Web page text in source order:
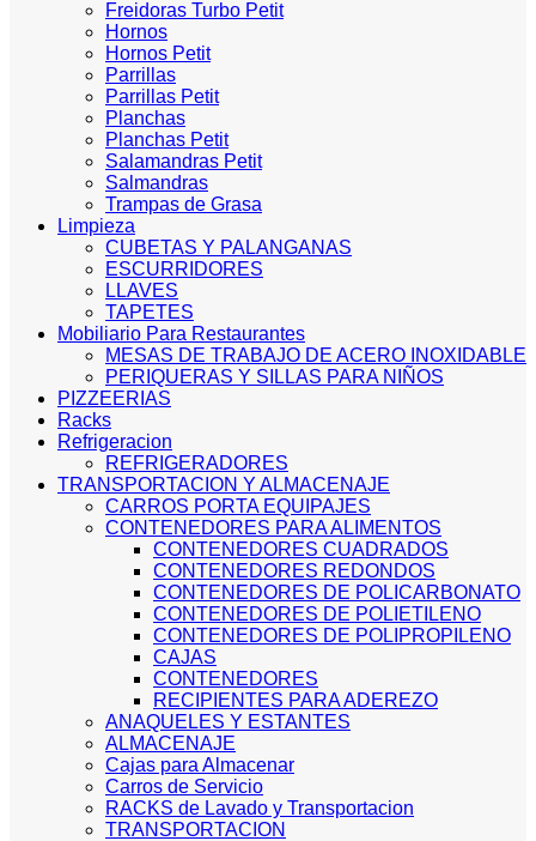
Freidoras Turbo Petit
Hornos
Hornos Petit
Parrillas
Parrillas Petit
Planchas
Planchas Petit
Salamandras Petit
Salmandras
Trampas de Grasa
Limpieza
CUBETAS Y PALANGANAS
ESCURRIDORES
LLAVES
TAPETES
Mobiliario Para Restaurantes
MESAS DE TRABAJO DE ACERO INOXIDABLE
PERIQUERAS Y SILLAS PARA NIÑOS
PIZZEERIAS
Racks
Refrigeracion
REFRIGERADORES
TRANSPORTACION Y ALMACENAJE
CARROS PORTA EQUIPAJES
CONTENEDORES PARA ALIMENTOS
CONTENEDORES CUADRADOS
CONTENEDORES REDONDOS
CONTENEDORES DE POLICARBONATO
CONTENEDORES DE POLIETILENO
CONTENEDORES DE POLIPROPILENO
CAJAS
CONTENEDORES
RECIPIENTES PARA ADEREZO
ANAQUELES Y ESTANTES
ALMACENAJE
Cajas para Almacenar
Carros de Servicio
RACKS de Lavado y Transportacion
TRANSPORTACION